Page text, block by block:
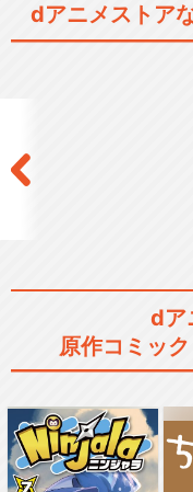
dアニメストア
dア
原作コミッ